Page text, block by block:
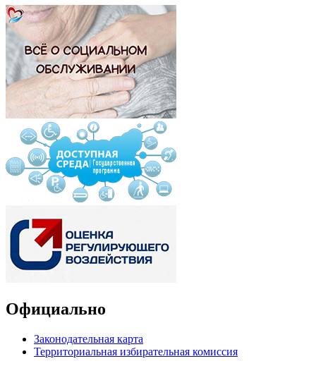
Официально
Законодательная карта
Территориальная избирательная комиссия